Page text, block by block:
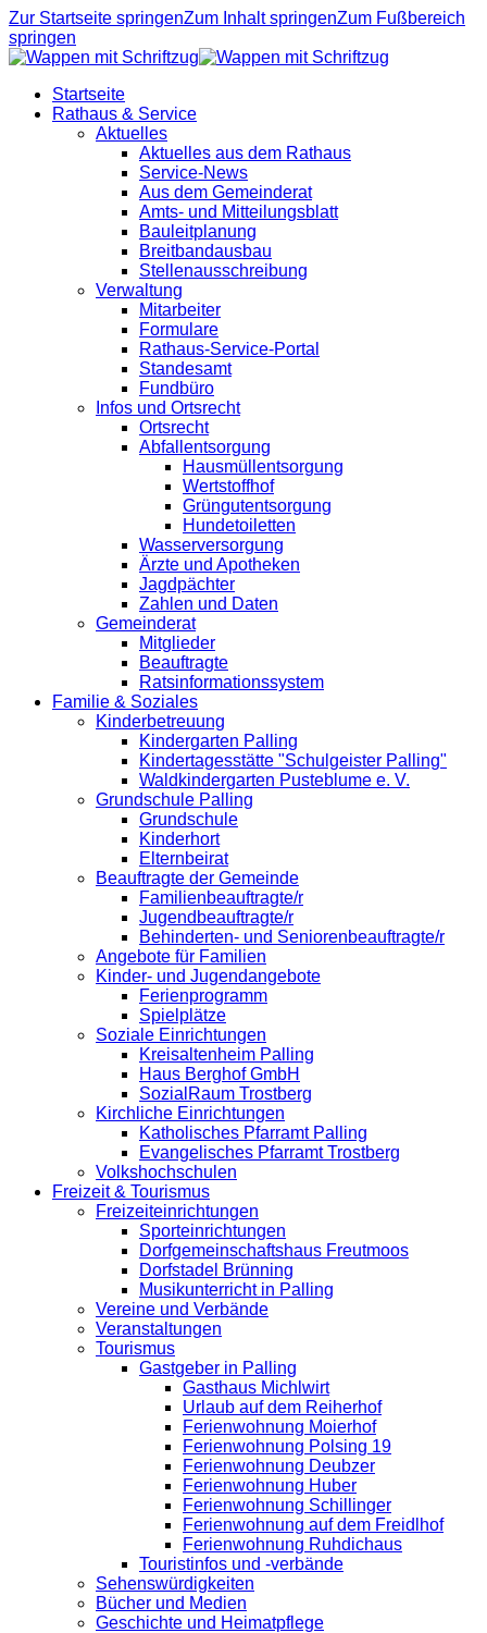
Zur Startseite springenZum Inhalt springenZum Fußbereich
springen
Startseite
Rathaus & Service
Aktuelles
Aktuelles aus dem Rathaus
Service-News
Aus dem Gemeinderat
Amts- und Mitteilungsblatt
Bauleitplanung
Breitbandausbau
Stellenausschreibung
Verwaltung
Mitarbeiter
Formulare
Rathaus-Service-Portal
Standesamt
Fundbüro
Infos und Ortsrecht
Ortsrecht
Abfallentsorgung
Hausmüllentsorgung
Wertstoffhof
Grüngutentsorgung
Hundetoiletten
Wasserversorgung
Ärzte und Apotheken
Jagdpächter
Zahlen und Daten
Gemeinderat
Mitglieder
Beauftragte
Ratsinformationssystem
Familie & Soziales
Kinderbetreuung
Kindergarten Palling
Kindertagesstätte "Schulgeister Palling"
Waldkindergarten Pusteblume e. V.
Grundschule Palling
Grundschule
Kinderhort
Elternbeirat
Beauftragte der Gemeinde
Familienbeauftragte/r
Jugendbeauftragte/r
Behinderten- und Seniorenbeauftragte/r
Angebote für Familien
Kinder- und Jugendangebote
Ferienprogramm
Spielplätze
Soziale Einrichtungen
Kreisaltenheim Palling
Haus Berghof GmbH
SozialRaum Trostberg
Kirchliche Einrichtungen
Katholisches Pfarramt Palling
Evangelisches Pfarramt Trostberg
Volkshochschulen
Freizeit & Tourismus
Freizeiteinrichtungen
Sporteinrichtungen
Dorfgemeinschaftshaus Freutmoos
Dorfstadel Brünning
Musikunterricht in Palling
Vereine und Verbände
Veranstaltungen
Tourismus
Gastgeber in Palling
Gasthaus Michlwirt
Urlaub auf dem Reiherhof
Ferienwohnung Moierhof
Ferienwohnung Polsing 19
Ferienwohnung Deubzer
Ferienwohnung Huber
Ferienwohnung Schillinger
Ferienwohnung auf dem Freidlhof
Ferienwohnung Ruhdichaus
Touristinfos und -verbände
Sehenswürdigkeiten
Bücher und Medien
Geschichte und Heimatpflege